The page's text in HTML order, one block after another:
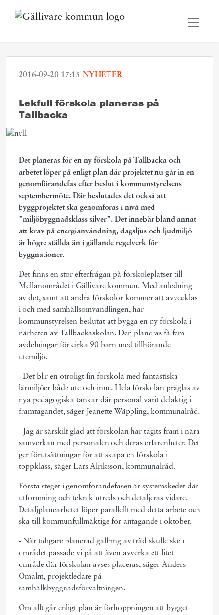
2016-09-20 17:15 NYHETER
Lekfull förskola planeras på
Tallbacka
Det planeras för en ny förskola på Tallbacka och
arbetet löper på enligt plan där projektet nu går in en
genomförandefas efter beslut i kommunstyrelsens
septembermöte. Där beslutades det också att
byggprojektet ska genomföras i nivå med
”miljöbyggnadsklass silver”. Det innebär bland annat
att krav på energianvändning, dagsljus och ljudmiljö
är högre ställda än i gällande regelverk för
byggnationer.
Det finns en stor efterfrågan på förskoleplatser till
Mellanområdet i Gällivare kommun. Med anledning
av det, samt att andra förskolor kommer att avvecklas
i och med samhällsomvandlingen, har
kommunstyrelsen beslutat att bygga en ny förskola i
närheten av Tallbackaskolan. Den planeras få fem
avdelningar för cirka 90 barn med tillhörande
utemiljö.
- Det blir en otroligt fin förskola med fantastiska
lärmiljöer både ute och inne. Hela förskolan präglas av
nya pedagogiska tankar där personal varit delaktig i
framtagandet, säger Jeanette Wäppling, kommunalråd.
- Jag är särskilt glad att förskolan har tagits fram i nära
samverkan med personalen och deras erfarenheter. Det
ger förutsättningar för att skapa en förskola i
toppklass, säger Lars Alriksson, kommunalråd.
Första steget i genomförandefasen är systemskedet där
utformning och teknik utreds och detaljeras vidare.
Detaljplanearbetet löper parallellt med detta arbete och
ska till kommunfullmäktige för antagande i oktober.
- När tidigare planerad gallring av träd skulle ske i
området passade vi på att även avverka ett litet
område där förskolan avses placeras, säger Anders
Ömalm, projektledare på
samhällsbyggnadsförvaltningen.
Om allt går enligt plan är förhoppningen att bygget